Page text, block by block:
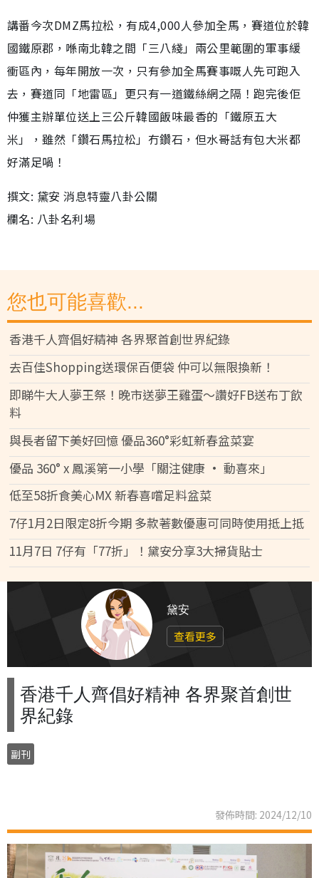
講番今次DMZ馬拉松，有成4,000人參加全馬，賽道位於韓
國鐵原郡，喺南北韓之間「三八綫」兩公里範圍的軍事緩
衝區內，每年開放一次，只有參加全馬賽事嘅人先可跑入
去，賽道同「地雷區」更只有一道鐵絲網之隔！跑完後佢
仲獲主辦單位送上三公斤韓國飯味最香的「鐵原五大
米」，雖然「鑽石馬拉松」冇鑽石，但水哥話有包大米都
好滿足喎！
撰文: 黛安 消息特靈八卦公關
欄名: 八卦名利場
您也可能喜歡...
香港千人齊倡好精神 各界聚首創世界紀錄
去百佳Shopping送環保百便袋 仲可以無限換新！
即睇牛大人夢王祭！晚市送夢王雞蛋～讚好FB送布丁飲
料
與長者留下美好回憶 優品360°彩虹新春盆菜宴
優品 360° x 鳳溪第一小學「關注健康 • 動喜來」
低至58折食美心MX 新春喜嚐足料盆菜
7仔1月2日限定8折今期 多款著數優惠可同時使用抵上抵
11月7日 7仔有「77折」！黛安分享3大掃貨貼士
黛安
查看更多
香港千人齊倡好精神 各界聚首創世
界紀錄
副刊
發佈時間: 2024/12/10